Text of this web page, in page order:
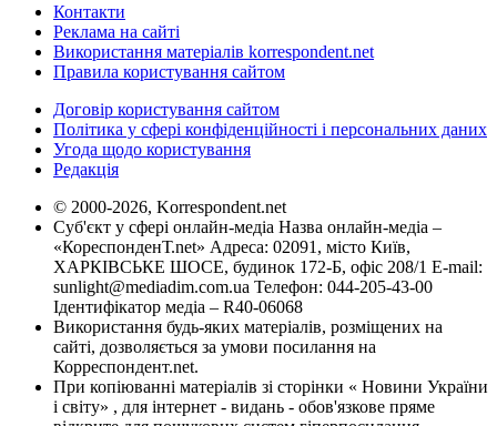
Контакти
Реклама на сайті
Використання матеріалів korrespondent.net
Правила користування сайтом
Договір користування сайтом
Політика у сфері конфіденційності і персональних даних
Угода щодо користування
Редакція
© 2000-2026, Korrespondent.net
Суб'єкт у сфері онлайн-медіа Назва онлайн-медіа –
«КореспонденТ.net» Адреса: 02091, місто Київ,
ХАРКІВСЬКЕ ШОСЕ, будинок 172-Б, офіс 208/1 E-mail:
sunlight@mediadim.com.ua Телефон: 044-205-43-00
Ідентифікатор медіа – R40-06068
Використання будь-яких матеріалів, розміщених на
сайті, дозволяється за умови посилання на
Корреспондент.net.
При копіюванні матеріалів зі сторінки « Новини України
і світу» , для інтернет - видань - обов'язкове пряме